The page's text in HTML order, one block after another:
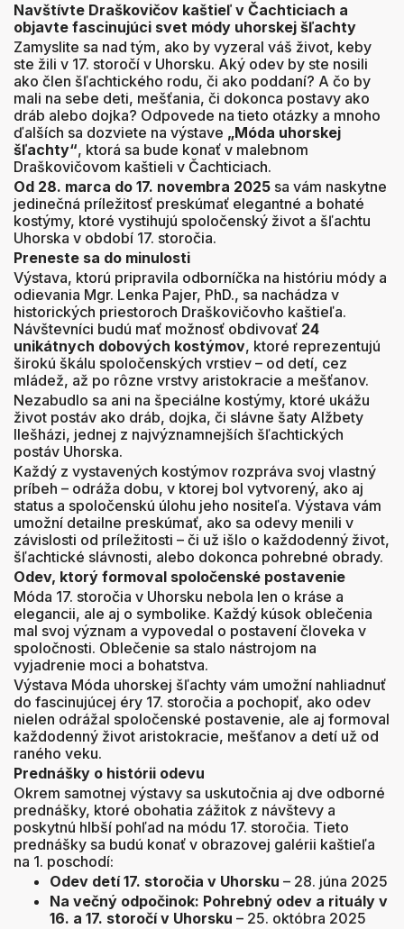
Navštívte Draškovičov kaštieľ v Čachticiach a
objavte fascinujúci svet módy uhorskej šľachty
Zamyslite sa nad tým, ako by vyzeral váš život, keby
ste žili v 17. storočí v Uhorsku. Aký odev by ste nosili
ako člen šľachtického rodu, či ako poddaní? A čo by
mali na sebe deti, mešťania, či dokonca postavy ako
dráb alebo dojka? Odpovede na tieto otázky a mnoho
ďalších sa dozviete na výstave „Móda uhorskej
šľachty“, ktorá sa bude konať v malebnom
Draškovičovom kaštieli v Čachticiach.
Od 28. marca do 17. novembra 2025 sa vám naskytne
jedinečná príležitosť preskúmať elegantné a bohaté
kostýmy, ktoré vystihujú spoločenský život a šľachtu
Uhorska v období 17. storočia.
Preneste sa do minulosti
Výstava, ktorú pripravila odborníčka na históriu módy a
odievania Mgr. Lenka Pajer, PhD., sa nachádza v
historických priestoroch Draškovičovho kaštieľa.
Návštevníci budú mať možnosť obdivovať 24
unikátnych dobových kostýmov, ktoré reprezentujú
širokú škálu spoločenských vrstiev – od detí, cez
mládež, až po rôzne vrstvy aristokracie a mešťanov.
Nezabudlo sa ani na špeciálne kostýmy, ktoré ukážu
život postáv ako dráb, dojka, či slávne šaty Alžbety
Ilešházi, jednej z najvýznamnejších šľachtických
postáv Uhorska.
Každý z vystavených kostýmov rozpráva svoj vlastný
príbeh – odráža dobu, v ktorej bol vytvorený, ako aj
status a spoločenskú úlohu jeho nositeľa. Výstava vám
umožní detailne preskúmať, ako sa odevy menili v
závislosti od príležitosti – či už išlo o každodenný život,
šľachtické slávnosti, alebo dokonca pohrebné obrady.
Odev, ktorý formoval spoločenské postavenie
Móda 17. storočia v Uhorsku nebola len o kráse a
elegancii, ale aj o symbolike. Každý kúsok oblečenia
mal svoj význam a vypovedal o postavení človeka v
spoločnosti. Oblečenie sa stalo nástrojom na
vyjadrenie moci a bohatstva.
Výstava Móda uhorskej šľachty vám umožní nahliadnuť
do fascinujúcej éry 17. storočia a pochopiť, ako odev
nielen odrážal spoločenské postavenie, ale aj formoval
každodenný život aristokracie, mešťanov a detí už od
raného veku.
Prednášky o histórii odevu
Okrem samotnej výstavy sa uskutočnia aj dve odborné
prednášky, ktoré obohatia zážitok z návštevy a
poskytnú hlbší pohľad na módu 17. storočia. Tieto
prednášky sa budú konať v obrazovej galérii kaštieľa
na 1. poschodí:
Odev detí 17. storočia v Uhorsku – 28. júna 2025
Na večný odpočinok: Pohrebný odev a rituály v
16. a 17. storočí v Uhorsku – 25. októbra 2025